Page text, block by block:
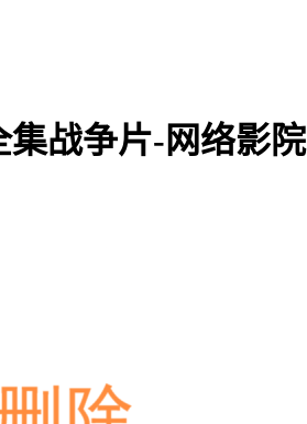
集战争片-网络影院